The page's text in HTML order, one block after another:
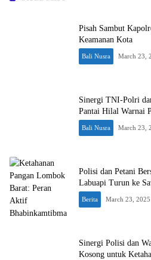
Pisah Sambut
Keamanan Kota
Bali Nusra March 23,
Sinergi TNI-Polri
Pantai Hilal Warnai
Bali Nusra March 23,
Polisi dan Petani
Labuapi Turun ke
Berita March 23, 2025
Sinergi Polisi dan
Kosong untuk